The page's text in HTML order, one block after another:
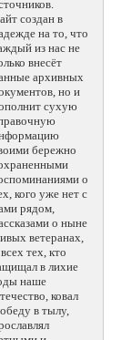
создан в
на то, что
из нас не
внесёт
архивных
но и
сухую
бережно
о
кого уже нет с
рядом,
о ныне
ветеранах,
тех, кто
в лихие
наше
ковал
в тылу,